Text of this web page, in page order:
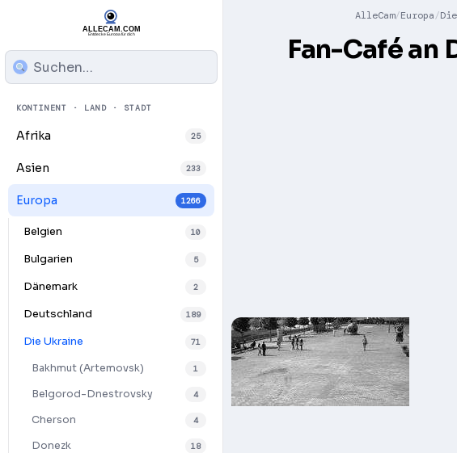
KONTINENT · LAND · STADT
Afrika 25
Asien 233
Europa 1266
Belgien 10
Bulgarien 5
Dänemark 2
Deutschland 189
Die Ukraine 71
Bakhmut (Artemovsk) 1
Belgorod-Dnestrovsky 4
Cherson 4
Donezk 18
AlleCam Europa
Fan-Café an